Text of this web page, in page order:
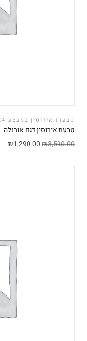
טבעות אירוסין במבצע 2024
טבעת אירוסין דגם אורנלה
₪3,590.00
₪1,290.00